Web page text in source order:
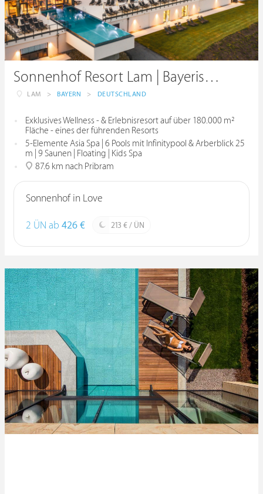
Sonnenhof Resort Lam | Bayerischer Wald
LAM > BAYERN > DEUTSCHLAND
Exklusives Wellness - & Erlebnisresort auf über 180.000 m²
Fläche - eines der führenden Resorts
5-Elemente Asia Spa | 6 Pools mit Infinitypool & Arberblick 25
m | 9 Saunen | Floating | Kids Spa
87.6 km nach Pribram
Sonnenhof in Love
2 ÜN ab 426 € 213 € / ÜN